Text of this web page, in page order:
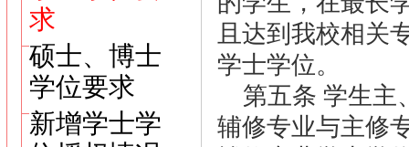
求
硕士、博士
学位要求
新增学士学
且达到我校相关
学士学位。
第五条 学生主
辅修专业与主修